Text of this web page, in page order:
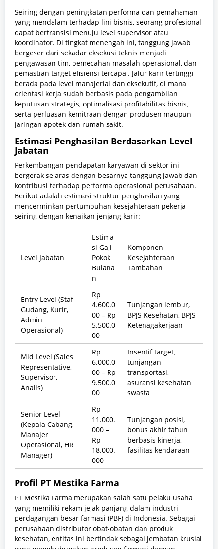
Seiring dengan peningkatan performa dan pemahaman
yang mendalam terhadap lini bisnis, seorang profesional
dapat bertransisi menuju level supervisor atau
koordinator. Di tingkat menengah ini, tanggung jawab
bergeser dari sekadar eksekusi teknis menjadi
pengawasan tim, pemecahan masalah operasional, dan
pemastian target efisiensi tercapai. Jalur karir tertinggi
berada pada level manajerial dan eksekutif, di mana
orientasi kerja sudah berbasis pada pengambilan
keputusan strategis, optimalisasi profitabilitas bisnis,
serta perluasan kemitraan dengan produsen maupun
jaringan apotek dan rumah sakit.
Estimasi Penghasilan Berdasarkan Level
Jabatan
Perkembangan pendapatan karyawan di sektor ini
bergerak selaras dengan besarnya tanggung jawab dan
kontribusi terhadap performa operasional perusahaan.
Berikut adalah estimasi struktur penghasilan yang
mencerminkan pertumbuhan kesejahteraan pekerja
seiring dengan kenaikan jenjang karir:
Level Jabatan
Estima
si Gaji
Pokok
Bulana
n
Komponen
Kesejahteraan
Tambahan
Entry Level (Staf
Gudang, Kurir,
Admin
Operasional)
Rp
4.600.0
00 – Rp
5.500.0
00
Tunjangan lembur,
BPJS Kesehatan, BPJS
Ketenagakerjaan
Mid Level (Sales
Representative,
Supervisor,
Analis)
Rp
6.000.0
00 – Rp
9.500.0
00
Insentif target,
tunjangan
transportasi,
asuransi kesehatan
swasta
Senior Level
(Kepala Cabang,
Manajer
Operasional, HR
Manager)
Rp
11.000.
000 –
Rp
18.000.
000
Tunjangan posisi,
bonus akhir tahun
berbasis kinerja,
fasilitas kendaraan
Profil PT Mestika Farma
PT Mestika Farma merupakan salah satu pelaku usaha
yang memiliki rekam jejak panjang dalam industri
perdagangan besar farmasi (PBF) di Indonesia. Sebagai
perusahaan distributor obat-obatan dan produk
kesehatan, entitas ini bertindak sebagai jembatan krusial